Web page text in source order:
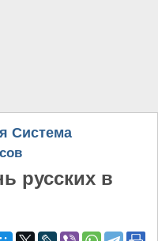
Система
русских в